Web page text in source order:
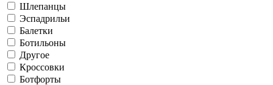
Шлепанцы
Эспадрильи
Балетки
Ботильоны
Другое
Кроссовки
Ботфорты